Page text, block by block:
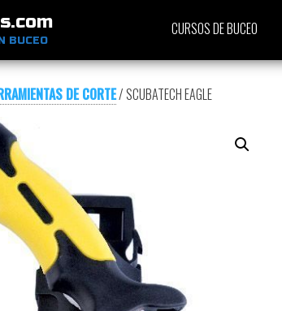
BUCEO
CURSOS DE BUCEO
DE CORTE/ SCUBATECH EAGLE